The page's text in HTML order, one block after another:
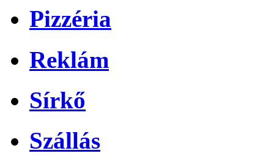
Pizzéria
Reklám
Sírkő
Szállás